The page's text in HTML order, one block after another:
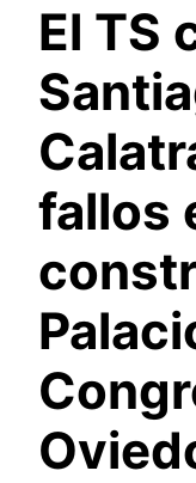
El TS
fallos